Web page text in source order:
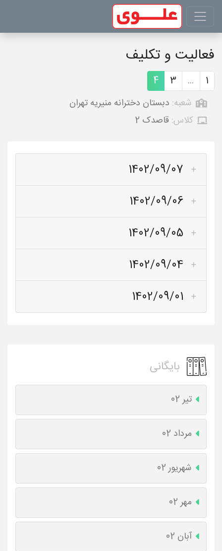
فعالیت و تکلیف
1
...
3
4
شعبه: دبستان دخترانه منیریه تهران
کلاس: قاصدک 2
1402/09/07
1402/09/06
1402/09/05
1402/09/04
1402/09/01
بایگانی
تیر 02
مرداد 02
شهریور 02
مهر 02
آبان 02